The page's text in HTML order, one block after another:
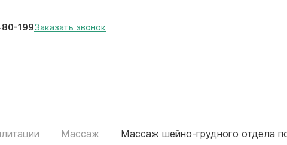
199Заказать звонок
Массаж Массаж шейно-грудного отдела